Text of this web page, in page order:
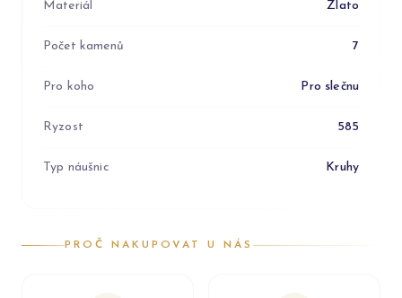
Materiál Zlato
Počet kamenů 7
Pro koho Pro slečnu
Ryzost 585
Typ náušnic Kruhy
PROČ NAKUPOVAT U NÁS